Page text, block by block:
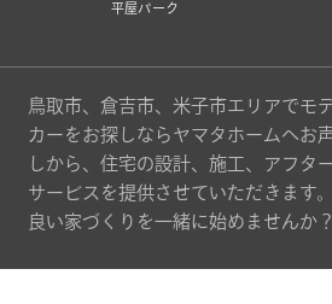
平屋パーク
鳥取市、倉吉市、米子市エリアでモ
カーをお探しならヤマタホームへお
しから、住宅の設計、施工、アフタ
サービスを提供させていただきます
良い家づくりを一緒に始めませんか？